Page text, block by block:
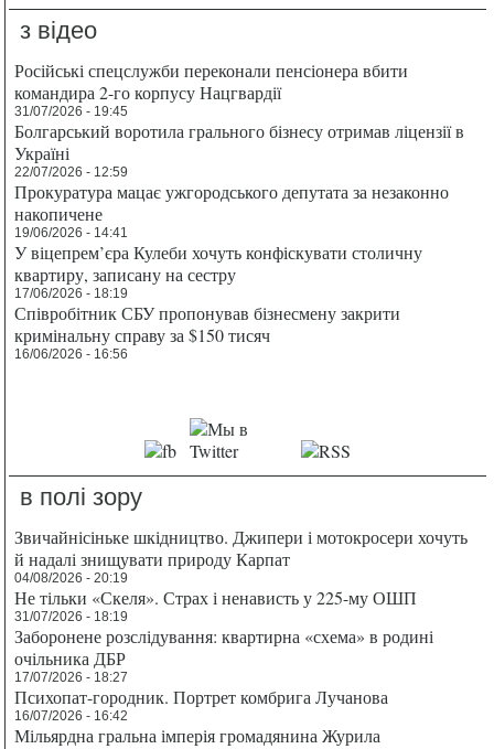
з відео
Російські спецслужби переконали пенсіонера вбити
командира 2-го корпусу Нацгвардії
31/07/2026 - 19:45
Болгарський воротила грального бізнесу отримав ліцензії в
Україні
22/07/2026 - 12:59
Прокуратура мацає ужгородського депутата за незаконно
накопичене
19/06/2026 - 14:41
У віцепрем’єра Кулеби хочуть конфіскувати столичну
квартиру, записану на сестру
17/06/2026 - 18:19
Співробітник СБУ пропонував бізнесмену закрити
кримінальну справу за $150 тисяч
16/06/2026 - 16:56
в полі зору
Звичайнісіньке шкідництво. Джипери і мотокросери хочуть
й надалі знищувати природу Карпат
04/08/2026 - 20:19
Не тільки «Скеля». Страх і ненависть у 225-му ОШП
31/07/2026 - 18:19
Заборонене розслідування: квартирна «схема» в родині
очільника ДБР
17/07/2026 - 18:27
Психопат-городник. Портрет комбрига Лучанова
16/07/2026 - 16:42
Мільярдна гральна імперія громадянина Журила